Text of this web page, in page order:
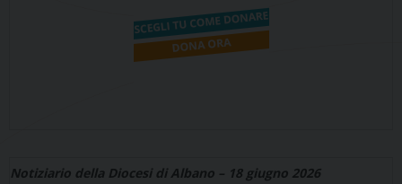
Notiziario della Diocesi di Albano – 18 giugno 2026